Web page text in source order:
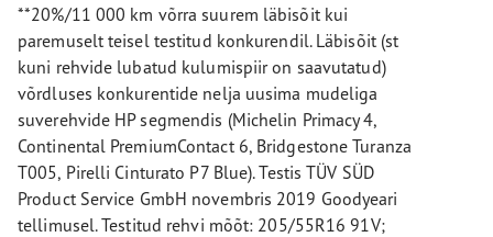
**20%/11 000 km võrra suurem läbisõit kui
paremuselt teisel testitud konkurendil. Läbisõit (st
kuni rehvide lubatud kulumispiir on saavutatud)
võrdluses konkurentide nelja uusima mudeliga
suverehvide HP segmendis (Michelin Primacy 4,
Continental PremiumContact 6, Bridgestone Turanza
T005, Pirelli Cinturato P7 Blue). Testis TÜV SÜD
Product Service GmbH novembris 2019 Goodyeari
tellimusel. Testitud rehvi mõõt: 205/55R16 91V;